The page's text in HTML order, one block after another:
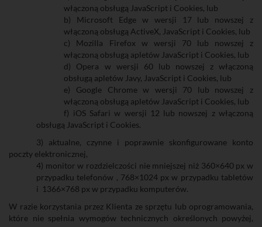
włączoną obsługą JavaScript i Cookies, lub
b) Microsoft Edge w wersji 17 lub nowszej z
włączoną obsługą ActiveX, JavaScript i Cookies, lub
c) Mozilla Firefox w wersji 70 lub nowszej z
włączoną obsługą apletów JavaScript i Cookies, lub
d) Opera w wersji 60 lub nowszej z włączoną
obsługą apletów Javy, JavaScript i Cookies, lub
e) Google Chrome w wersji 70 lub nowszej z
włączoną obsługą apletów JavaScript i Cookies, lub
f) iOS Safari w wersji 12 lub nowszej z włączoną
obsługą JavaScript i Cookies.
3) aktualne, czynne i poprawnie skonfigurowane konto
poczty elektronicznej,
4) monitor w rozdzielczości nie mniejszej niż 360×640 px w
przypadku telefonów , 768×1024 px w przypadku tabletów
i 1366×768 px w przypadku komputerów.
W razie korzystania przez Klienta ze sprzętu lub oprogramowania,
które nie spełnia wymogów technicznych określonych powyżej,